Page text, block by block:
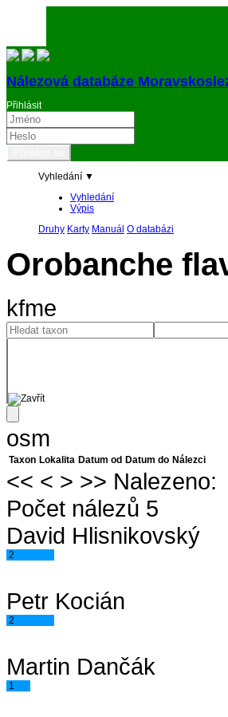
Nálezová databáze
Přihlásit
Vyhledání ▼
Vyhledání
Výpis
Druhy Karty Manuál O databázi
Orobanche
kfme
osm
Taxon Lokalita Datum od Datum do Nálezci
<< < > >> Nalezeno:
Počet nálezů 5
David Hlisnikovský
2
Petr Kocián
2
Martin Dančák
1